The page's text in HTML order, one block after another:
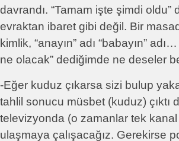
davrandı. “Tamam işte şimdi oldu”
evraktan ibaret gibi değil. Bir
kimlik, “anayın” adı “babayın”
ne olacak” dediğimde ne deseler
-Eğer kuduz çıkarsa sizi bulup
tahlil sonucu müsbet (kuduz)
televizyonda (o zamanlar tek
ulaşmaya çalışacağız. Gerekirse